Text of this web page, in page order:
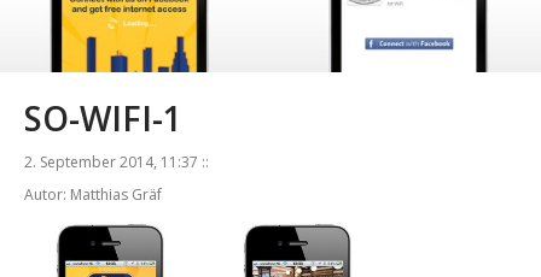
SO-WIFI-1
2. September 2014, 11:37 ::
Autor: Matthias Gräf